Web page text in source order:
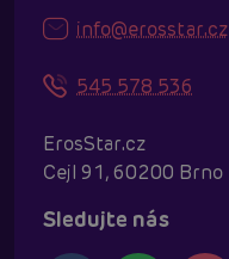
info@erosstar.cz
545 578 536
ErosStar.cz
Cejl 91, 60200 Brno
Sledujte nás